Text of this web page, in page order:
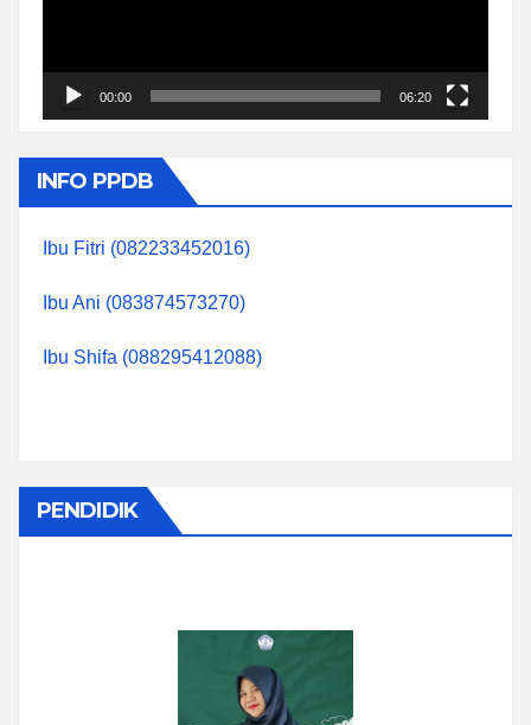
00:00 06:20
INFO PPDB
Ibu Fitri (082233452016)
Ibu Ani (083874573270)
Ibu Shifa (088295412088)
PENDIDIK